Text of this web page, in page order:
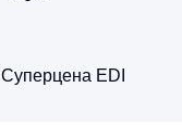
Суперцена EDI